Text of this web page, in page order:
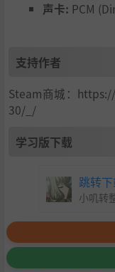
声卡: PCM
支持作者
Steam商城：
30/_/
学习版下载
跳转
小叽转